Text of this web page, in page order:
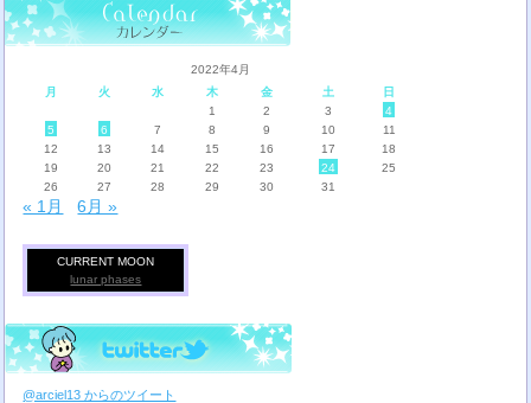
2022年4月
月
火 水 木 金 土
日
1
2 3
4
5
6 7 8 9 10
11
12
13 14 15 16 17
18
19
20 21 22 23 24
25
26
27 28 29 30 31
« 1月 6月 »
CURRENT MOON
lunar phases
@arciel13 からのツイート